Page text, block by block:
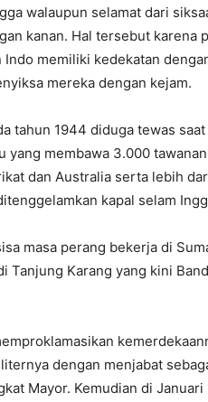
walaupun selamat dari
kanan. Hal tersebut karena
Indo memiliki kedekatan
mereka dengan kejam.
tahun 1944 diduga tewas
yang membawa 3.000
dan Australia serta lebih
kapal selam
masa perang bekerja di
Tanjung Karang yang kini
dengan menjabat
Mayor. Kemudian di